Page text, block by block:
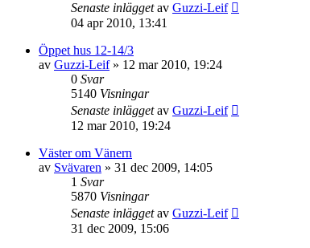
Senaste inläggetav Guzzi-Leif
04 apr 2010, 13:41
Öppet hus 12-14/3
av Guzzi-Leif» 12 mar 2010, 19:24
0 Svar
5140 Visningar
Senaste inläggetav Guzzi-Leif
12 mar 2010, 19:24
Väster om Vänern
av Svävaren » 31 dec 2009, 14:05
1 Svar
5870 Visningar
Senaste inläggetav Guzzi-Leif
31 dec 2009, 15:06